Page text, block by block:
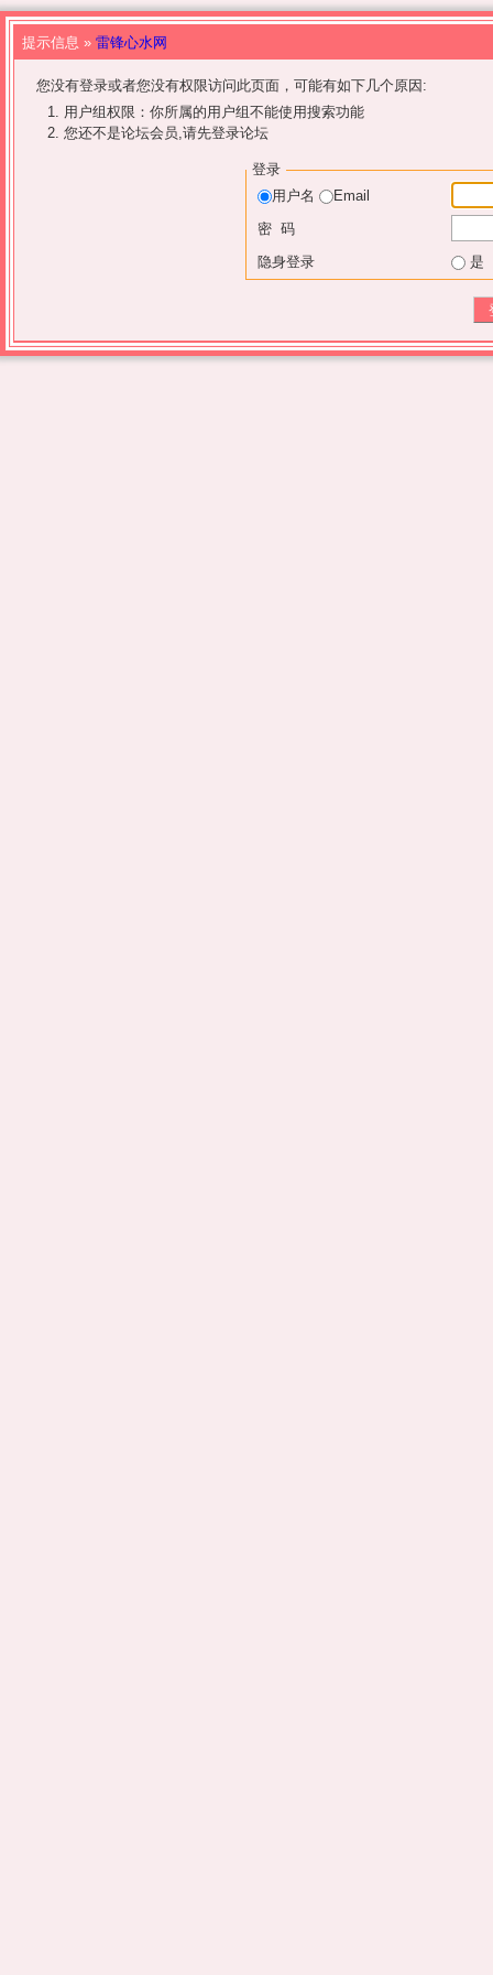
提示信息 » 雷锋心水网
您没有登录或者您没有权限访问此页面，可能有如下几个原因:
用户组权限：你所属的用户组不能使用搜索功能
您还不是论坛会员,请先登录论坛
登录
用户名
Email
密 码
隐身登录